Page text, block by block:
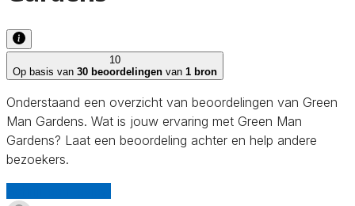
10
Op basis van 30 beoordelingen van 1 bron
Onderstaand een overzicht van beoordelingen van Green
Man Gardens. Wat is jouw ervaring met Green Man
Gardens? Laat een beoordeling achter en help andere
bezoekers.